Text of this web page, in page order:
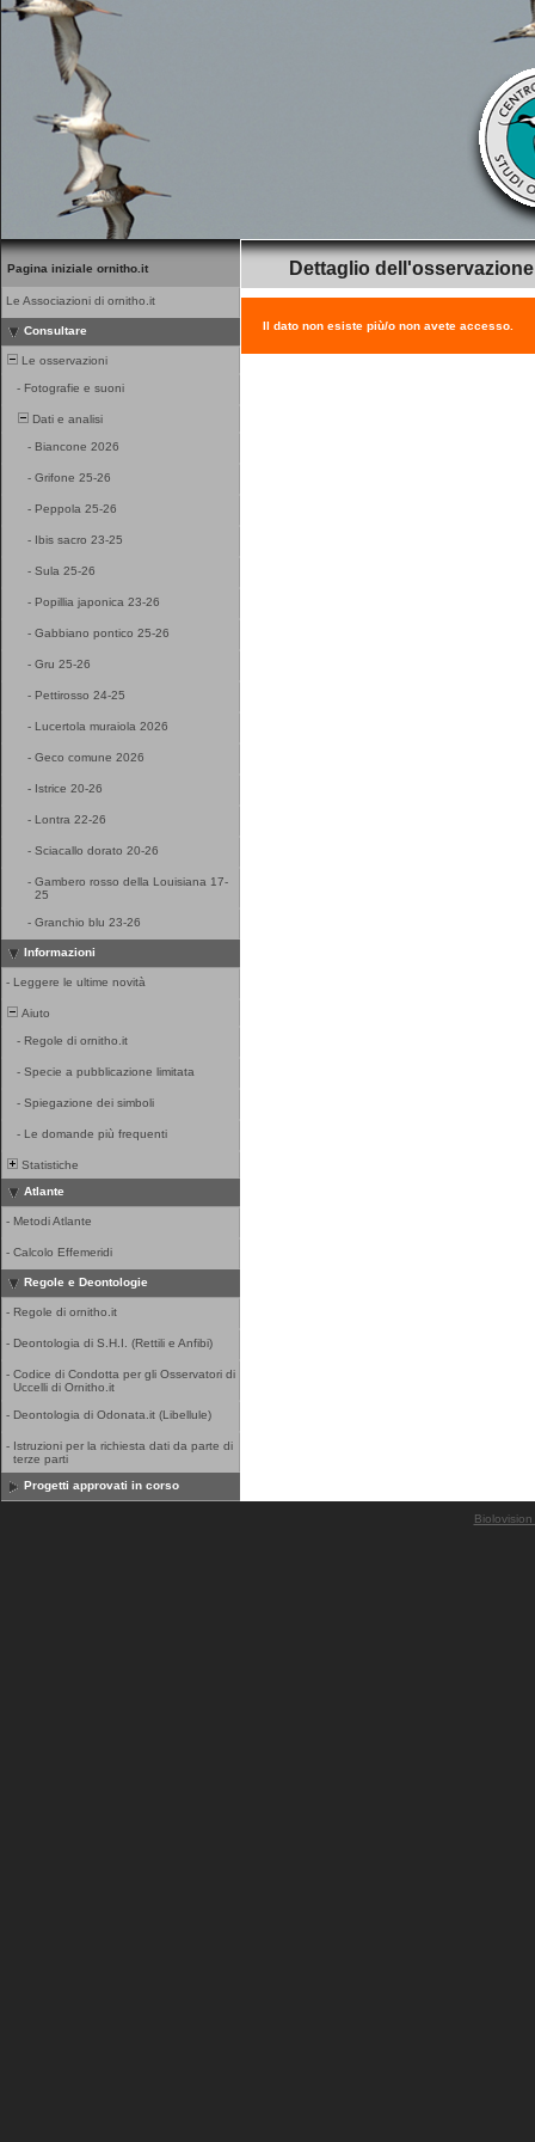
Pagina iniziale ornitho.it
Le Associazioni di ornitho.it
Consultare
Le osservazioni
- Fotografie e suoni
Dati e analisi
- Biancone 2026
- Grifone 25-26
- Peppola 25-26
- Ibis sacro 23-25
- Sula 25-26
- Popillia japonica 23-26
- Gabbiano pontico 25-26
- Gru 25-26
- Pettirosso 24-25
- Lucertola muraiola 2026
- Geco comune 2026
- Istrice 20-26
- Lontra 22-26
- Sciacallo dorato 20-26
- Gambero rosso della Louisiana 17-
25
- Granchio blu 23-26
Informazioni
- Leggere le ultime novità
Aiuto
- Regole di ornitho.it
- Specie a pubblicazione limitata
- Spiegazione dei simboli
- Le domande più frequenti
Statistiche
Atlante
- Metodi Atlante
- Calcolo Effemeridi
Regole e Deontologie
- Regole di ornitho.it
- Deontologia di S.H.I. (Rettili e Anfibi)
- Codice di Condotta per gli Osservatori di
Uccelli di Ornitho.it
- Deontologia di Odonata.it (Libellule)
- Istruzioni per la richiesta dati da parte di
terze parti
Progetti approvati in corso
Dettaglio dell'osservazione
Il dato non esiste più/o non avete accesso.
Biolovision